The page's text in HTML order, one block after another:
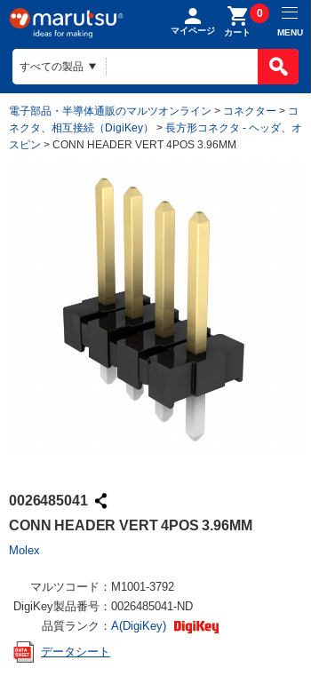
マイページ カート
0
MENU
電子部品・半導体通販のマルツオンライン > コネクター > コ
ネクタ、相互接続（DigiKey）
> 長方形コネクタ - ヘッダ、オ
スピン > CONN HEADER VERT 4POS 3.96MM
0026485041
CONN HEADER VERT 4POS 3.96MM
Molex
マルツコード： M1001-3792
DigiKey製品番号： 0026485041-ND
品質ランク： A(DigiKey)
データシート